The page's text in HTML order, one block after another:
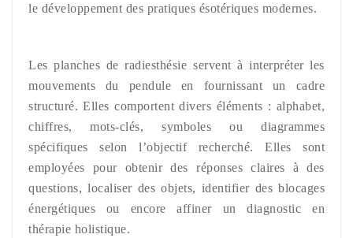
le développement des pratiques ésotériques modernes.
Les planches de radiesthésie servent à interpréter les
mouvements du pendule en fournissant un cadre
structuré. Elles comportent divers éléments : alphabet,
chiffres, mots-clés, symboles ou diagrammes
spécifiques selon l’objectif recherché. Elles sont
employées pour obtenir des réponses claires à des
questions, localiser des objets, identifier des blocages
énergétiques ou encore affiner un diagnostic en
thérapie holistique.